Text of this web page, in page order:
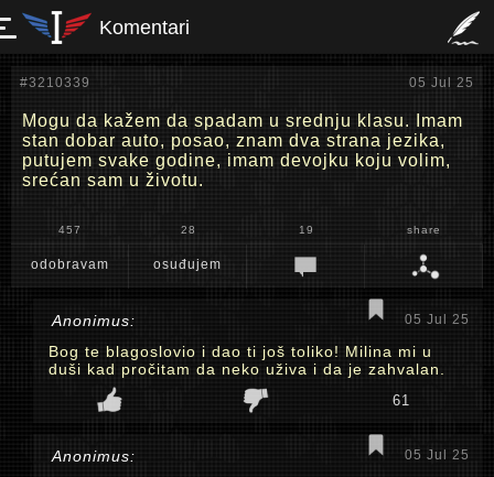
Komentari
#3210339 05 Jul 25
Mogu da kažem da spadam u srednju klasu. Imam
stan dobar auto, posao, znam dva strana jezika,
putujem svake godine, imam devojku koju volim,
srećan sam u životu.
457 28 19 share
odobravam osuđujem
Anonimus: 05 Jul 25
Bog te blagoslovio i dao ti još toliko! Milina mi u
duši kad pročitam da neko uživa i da je zahvalan.
61
Anonimus: 05 Jul 25